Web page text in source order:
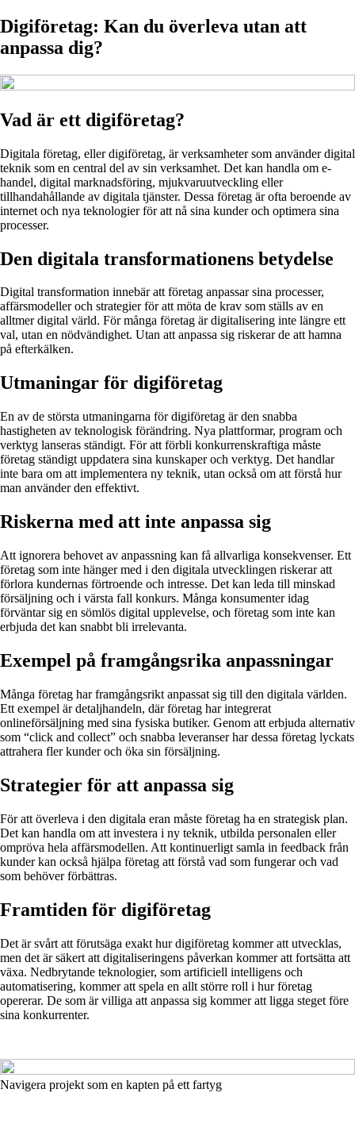
Digiföretag: Kan du överleva utan att
anpassa dig?
Vad är ett digiföretag?
Digitala företag, eller digiföretag, är verksamheter som använder digital
teknik som en central del av sin verksamhet. Det kan handla om e-
handel, digital marknadsföring, mjukvaruutveckling eller
tillhandahållande av digitala tjänster. Dessa företag är ofta beroende av
internet och nya teknologier för att nå sina kunder och optimera sina
processer.
Den digitala transformationens betydelse
Digital transformation innebär att företag anpassar sina processer,
affärsmodeller och strategier för att möta de krav som ställs av en
alltmer digital värld. För många företag är digitalisering inte längre ett
val, utan en nödvändighet. Utan att anpassa sig riskerar de att hamna
på efterkälken.
Utmaningar för digiföretag
En av de största utmaningarna för digiföretag är den snabba
hastigheten av teknologisk förändring. Nya plattformar, program och
verktyg lanseras ständigt. För att förbli konkurrenskraftiga måste
företag ständigt uppdatera sina kunskaper och verktyg. Det handlar
inte bara om att implementera ny teknik, utan också om att förstå hur
man använder den effektivt.
Riskerna med att inte anpassa sig
Att ignorera behovet av anpassning kan få allvarliga konsekvenser. Ett
företag som inte hänger med i den digitala utvecklingen riskerar att
förlora kundernas förtroende och intresse. Det kan leda till minskad
försäljning och i värsta fall konkurs. Många konsumenter idag
förväntar sig en sömlös digital upplevelse, och företag som inte kan
erbjuda det kan snabbt bli irrelevanta.
Exempel på framgångsrika anpassningar
Många företag har framgångsrikt anpassat sig till den digitala världen.
Ett exempel är detaljhandeln, där företag har integrerat
onlineförsäljning med sina fysiska butiker. Genom att erbjuda alternativ
som “click and collect” och snabba leveranser har dessa företag lyckats
attrahera fler kunder och öka sin försäljning.
Strategier för att anpassa sig
För att överleva i den digitala eran måste företag ha en strategisk plan.
Det kan handla om att investera i ny teknik, utbilda personalen eller
ompröva hela affärsmodellen. Att kontinuerligt samla in feedback från
kunder kan också hjälpa företag att förstå vad som fungerar och vad
som behöver förbättras.
Framtiden för digiföretag
Det är svårt att förutsäga exakt hur digiföretag kommer att utvecklas,
men det är säkert att digitaliseringens påverkan kommer att fortsätta att
växa. Nedbrytande teknologier, som artificiell intelligens och
automatisering, kommer att spela en allt större roll i hur företag
opererar. De som är villiga att anpassa sig kommer att ligga steget före
sina konkurrenter.
Navigera projekt som en kapten på ett fartyg